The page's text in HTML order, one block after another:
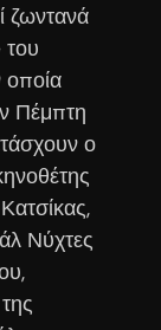
ζωντανά
Πέμπτη
ο
Νύχτες